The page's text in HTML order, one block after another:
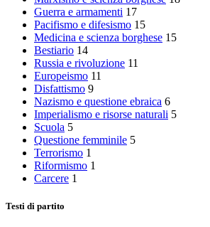
Guerra e armamenti 17
Pacifismo e difesismo 15
Medicina e scienza borghese 15
Bestiario 14
Russia e rivoluzione 11
Europeismo 11
Disfattismo 9
Nazismo e questione ebraica 6
Imperialismo e risorse naturali 5
Scuola 5
Questione femminile 5
Terrorismo 1
Riformismo 1
Carcere 1
Testi di partito